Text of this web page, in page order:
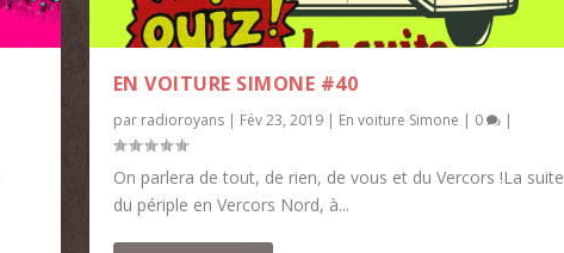
EN VOITURE SIMONE #40
par radioroyans| Fév 23, 2019| En voiture Simone | 0 |
On parlera de tout, de rien, de vous et du Vercors !La suite
du périple en Vercors Nord, à...